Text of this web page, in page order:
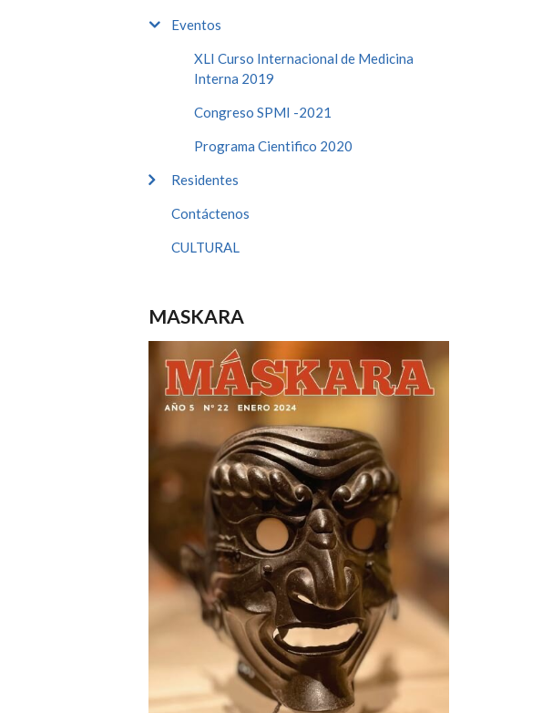
Eventos
XLI Curso Internacional de Medicina
Interna 2019
Congreso SPMI -2021
Programa Cientifico 2020
Residentes
Contáctenos
CULTURAL
MASKARA